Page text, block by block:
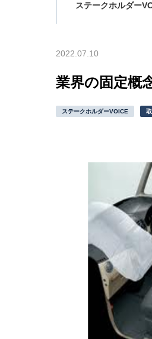
ステークホルダー
2022.07.10
業界の固定概
ステークホルダーVOICE